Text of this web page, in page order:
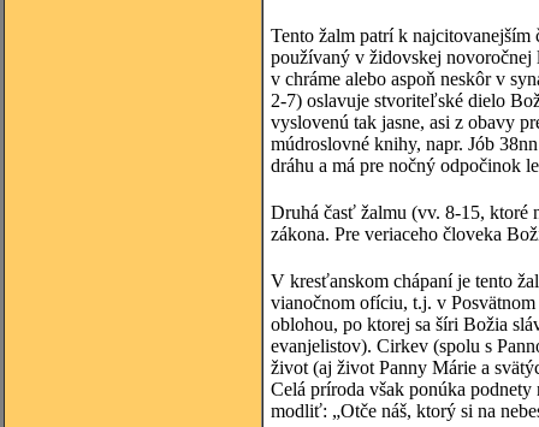
Tento žalm patrí k najcitovanejším
používaný v židovskej
v chráme alebo aspoň neskôr v
2-7) oslavuje stvoriteľské dielo
vyslovenú tak jasne, asi z obavy
múdroslovné knihy, napr. Jób
dráhu a má pre nočný odpočinok
Druhá časť žalmu (vv. 8-15, ktoré
zákona. Pre veriaceho človeka
V kresťanskom chápaní je tento
vianočnom ofíciu, t.j. v
oblohou, po ktorej sa šíri Božia
evanjelistov). Cirkev (spolu s
život (aj život Panny Márie a
Celá príroda však ponúka
modliť: „Otče náš, ktorý si na